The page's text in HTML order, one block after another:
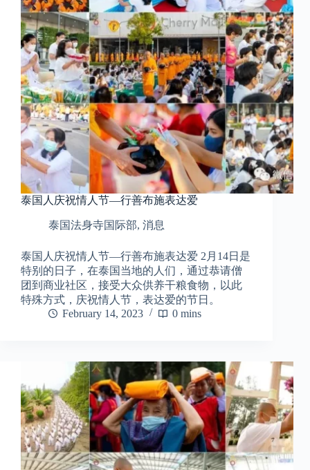
泰国人庆祝情人节—行善布施表达爱
泰国法身寺国际部, 消息
泰国人庆祝情人节—行善布施表达爱 2月14日是
特别的日子，在泰国当地的人们，通过恭请僧
团到商业社区，接受大众供养干粮食物，以此
特殊方式，庆祝情人节，表达爱的节日。
February 14, 2023
0 mins